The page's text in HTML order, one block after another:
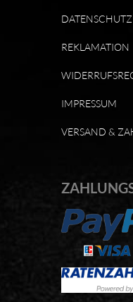
DATENSCHUTZ
REKLAMATION
IMPRESSUM
VERSAND &